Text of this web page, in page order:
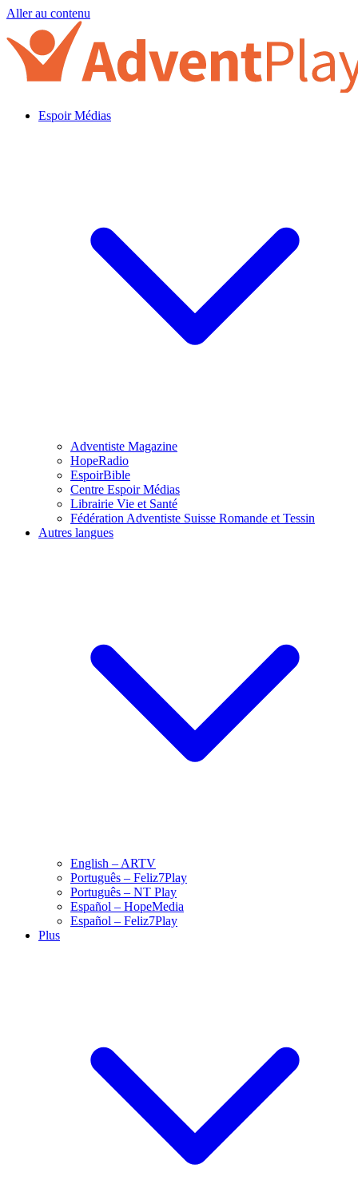
Aller au contenu
Espoir Médias
Adventiste Magazine
HopeRadio
EspoirBible
Centre Espoir Médias
Librairie Vie et Santé
Fédération Adventiste Suisse Romande et Tessin
Autres langues
English – ARTV
Português – Feliz7Play
Português – NT Play
Español – HopeMedia
Español – Feliz7Play
Plus